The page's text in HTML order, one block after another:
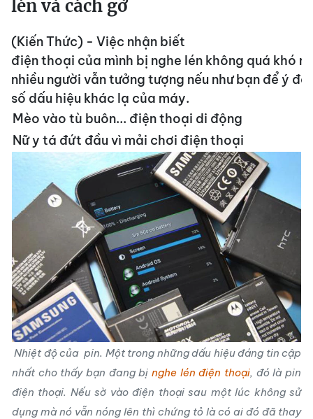
lén và cách gỡ
(Kiến Thức) - Việc nhận biết
điện thoại của mình bị nghe lén không quá khó
nhiều người vẫn tưởng tượng nếu như bạn để ý
số dấu hiệu khác lạ của máy.
Mèo vào tù buôn... điện thoại di động
Nữ y tá đứt đầu vì mải chơi điện thoại
Nhiệt độ của pin. Một trong những dấu hiệu đáng tin cập
nhất cho thấy bạn đang bị nghe lén điện thoại, đó là pin
điện thoại. Nếu sờ vào điện thoại sau một lúc không sử
dụng mà nó vẫn nóng lên thì chứng tỏ là có ai đó đã thay